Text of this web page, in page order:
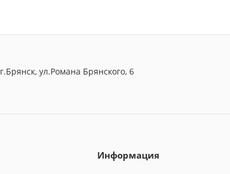
г.Брянск, ул.Романа Брянского, 6
Информация